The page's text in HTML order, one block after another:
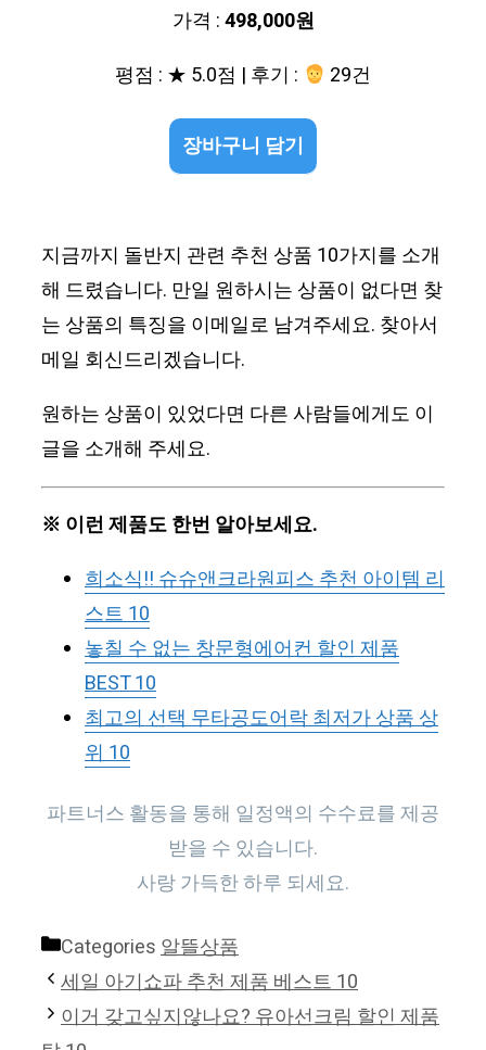
가격 :498,000원
평점 : ★ 5.0점 | 후기 :
29건
장바구니 담기
지금까지 돌반지 관련 추천 상품 10가지를 소개
해 드렸습니다. 만일 원하시는 상품이 없다면 찾
는 상품의 특징을 이메일로 남겨주세요. 찾아서
메일 회신드리겠습니다.
원하는 상품이 있었다면 다른 사람들에게도 이
글을 소개해 주세요.
※ 이런 제품도 한번 알아보세요.
희소식!! 슈슈앤크라원피스 추천 아이템 리
스트 10
놓칠 수 없는 창문형에어컨 할인 제품
BEST 10
최고의 선택 무타공도어락 최저가 상품 상
위 10
파트너스 활동을 통해 일정액의 수수료를 제공
받을 수 있습니다.
사랑 가득한 하루 되세요.
Categories알뜰상품
세일 아기쇼파 추천 제품 베스트 10
이거 갖고싶지않나요? 유아선크림 할인 제품